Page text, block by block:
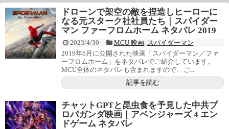
ドローンで架空の敵を捏造しヒーローに
なる元スターク社社員たち｜スパイダー
マン ファーフロムホーム ネタバレ 2019
2023/4/30 MCU 映画, スパイダーマン
2019年6月に公開された映画「スパイダーマン／ファ
ーフロムホーム」をネタバレでご紹介しています。
MCU全体のネタバレも含まれますので、ご...
記事を読む
チャットGPTと昆虫食を予見した中共プ
ロパガンダ映画｜アベンジャーズ 4 エン
ドゲーム ネタバレ